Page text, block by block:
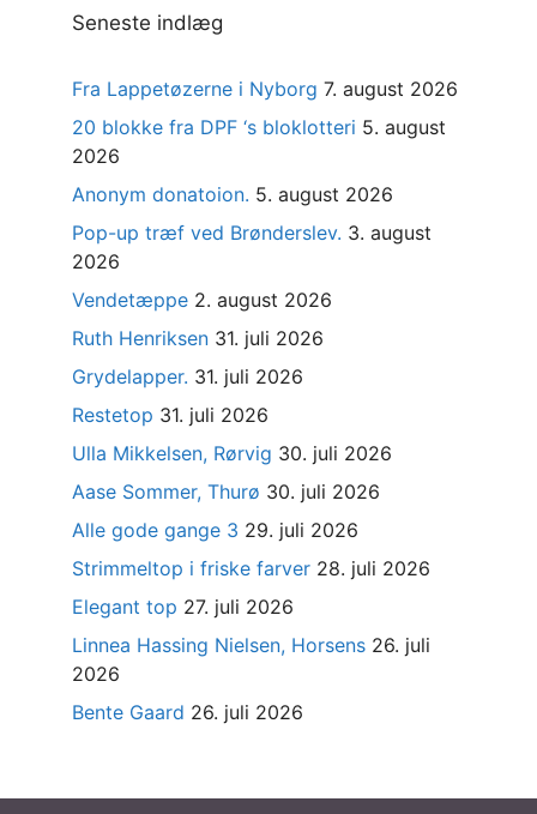
Seneste indlæg
Fra Lappetøzerne i Nyborg 7. august 2026
20 blokke fra DPF ‘s bloklotteri 5. august
2026
Anonym donatoion. 5. august 2026
Pop-up træf ved Brønderslev. 3. august
2026
Vendetæppe 2. august 2026
Ruth Henriksen 31. juli 2026
Grydelapper. 31. juli 2026
Restetop 31. juli 2026
Ulla Mikkelsen, Rørvig 30. juli 2026
Aase Sommer, Thurø 30. juli 2026
Alle gode gange 3 29. juli 2026
Strimmeltop i friske farver 28. juli 2026
Elegant top 27. juli 2026
Linnea Hassing Nielsen, Horsens 26. juli
2026
Bente Gaard 26. juli 2026